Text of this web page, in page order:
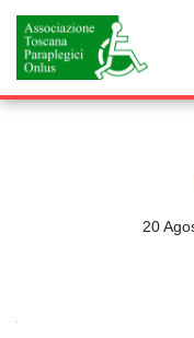
Vai
al
contenuto
20